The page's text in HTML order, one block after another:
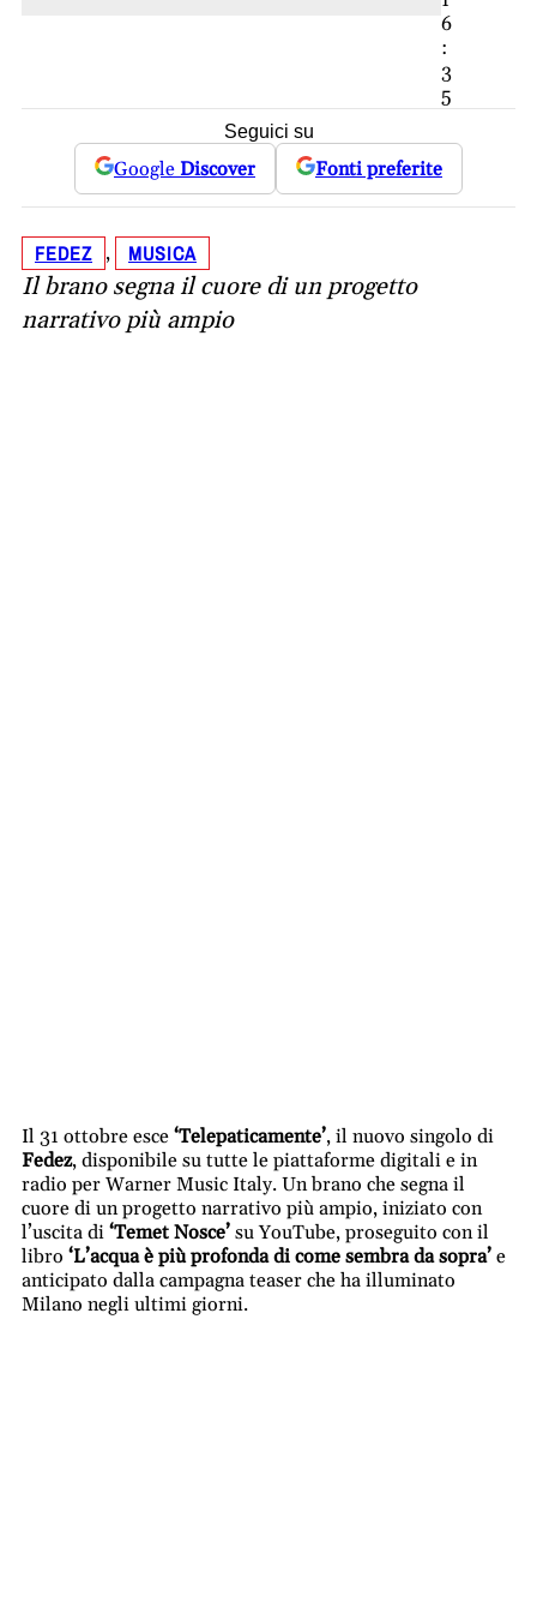
6
:
3
5
Seguici su
Google Discover Fonti preferite
FEDEZ , MUSICA
Il brano segna il cuore di un progetto
narrativo più ampio
Il 31 ottobre esce ‘Telepaticamente’, il nuovo singolo di
Fedez, disponibile su tutte le piattaforme digitali e in
radio per Warner Music Italy. Un brano che segna il
cuore di un progetto narrativo più ampio, iniziato con
l’uscita di ‘Temet Nosce’ su YouTube, proseguito con il
libro ‘L’acqua è più profonda di come sembra da sopra’ e
anticipato dalla campagna teaser che ha illuminato
Milano negli ultimi giorni.